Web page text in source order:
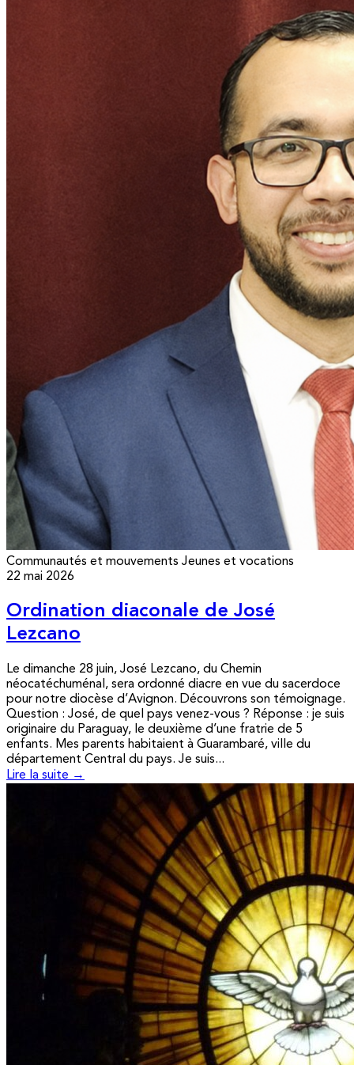
Communautés et mouvements Jeunes et vocations
22 mai 2026
Ordination diaconale de José
Lezcano
Le dimanche 28 juin, José Lezcano, du Chemin
néocatéchuménal, sera ordonné diacre en vue du sacerdoce
pour notre diocèse d’Avignon. Découvrons son témoignage.
Question : José, de quel pays venez-vous ? Réponse : je suis
originaire du Paraguay, le deuxième d’une fratrie de 5
enfants. Mes parents habitaient à Guarambaré, ville du
département Central du pays. Je suis...
Lire la suite →